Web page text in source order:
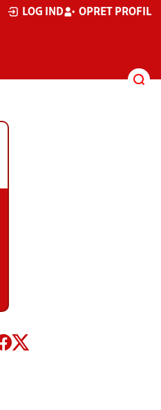
LOG IND OPRET PROFIL